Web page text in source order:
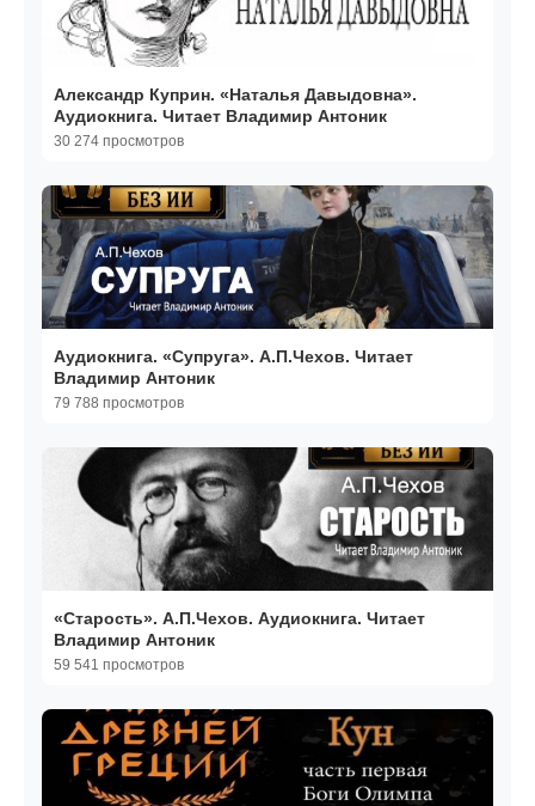
Александр Куприн. «Наталья Давыдовна».
Аудиокнига. Читает Владимир Антоник
30 274 просмотров
Аудиокнига. «Супруга». А.П.Чехов. Читает
Владимир Антоник
79 788 просмотров
«Старость». А.П.Чехов. Аудиокнига. Читает
Владимир Антоник
59 541 просмотров